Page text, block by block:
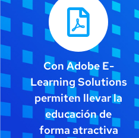
Con Adobe E-
Learning Solutions
permiten llevar la
educación de
forma atractiva